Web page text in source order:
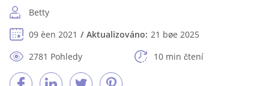
Betty
09 èen 2021
Aktualizováno: 21 bøe 2025
2781 Pohledy
10 min čtení